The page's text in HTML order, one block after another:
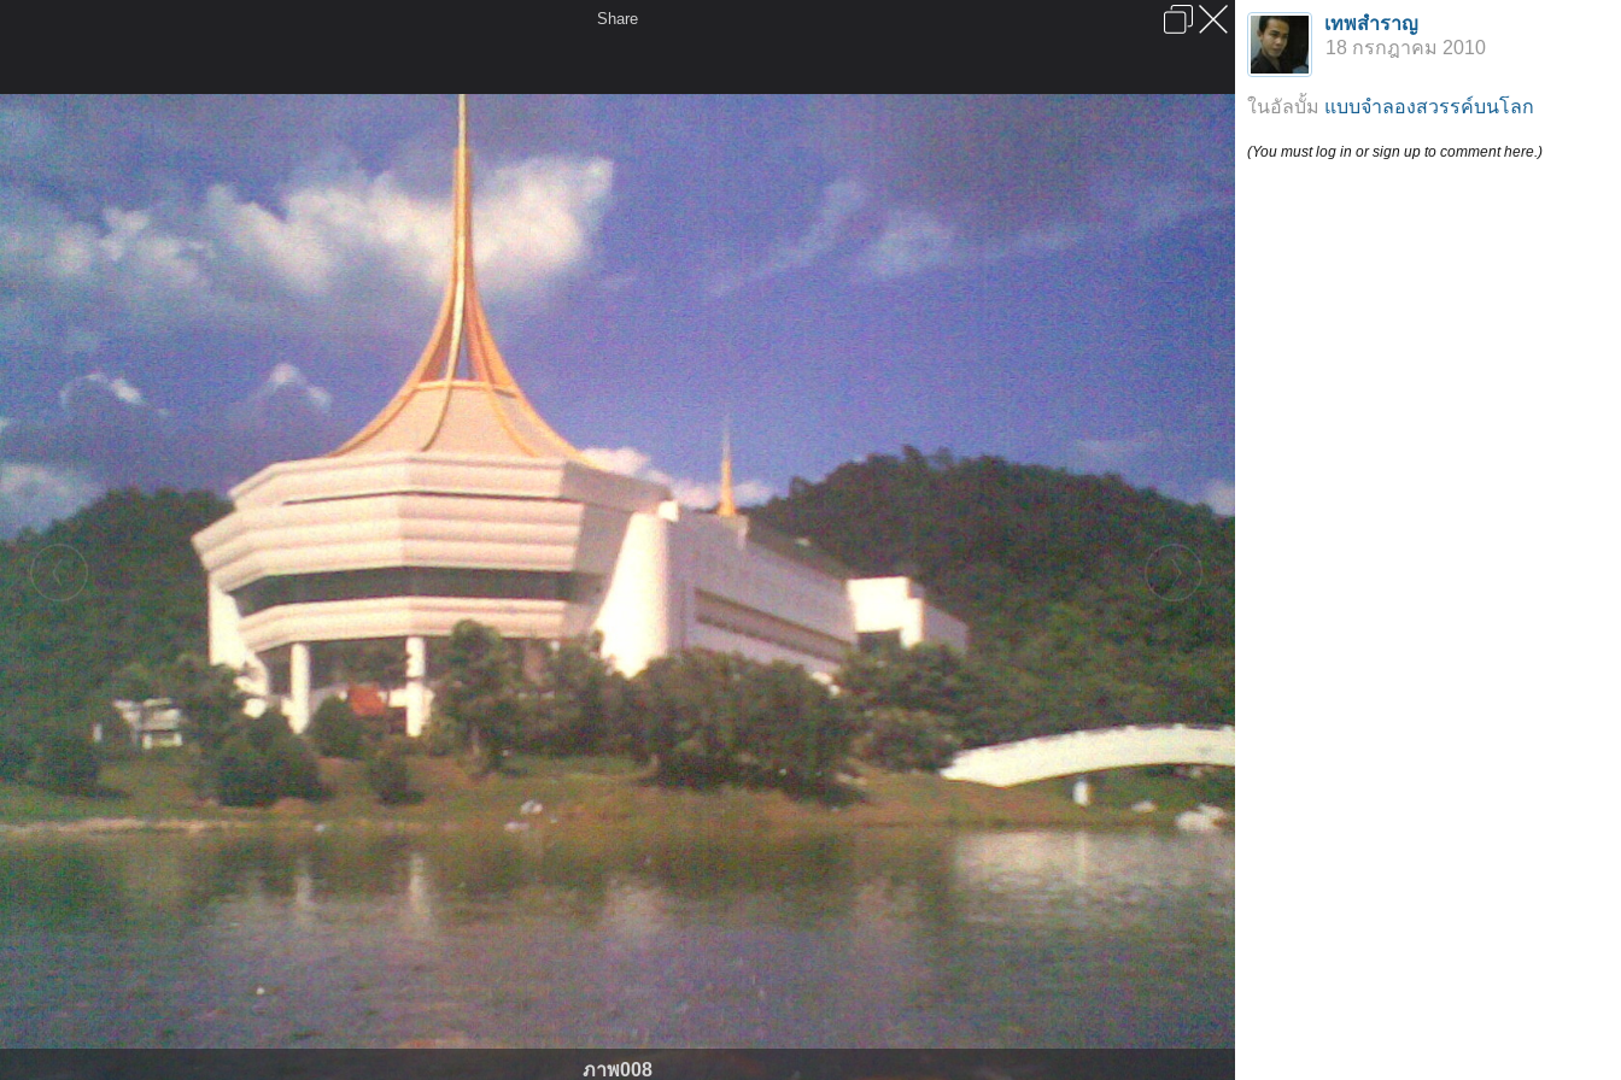
เข้าสู่ระบบหรือลงทะเบียน
หน้าแรก รูปภาพ General เทพสำราญ แบบจำลองสวรรค์บนโลก
ภาพ008
หน้าแรก เว็บบอร์ด มีอะไรใหม่ วิดีโอ รูปภาพ
หมวดหมู่ มีอะไรใหม่ คอลเล็คชั่น สถานที่ กล้อง แท็ก
เสียงธรรม สมาชิก ห้องสนทนา
ลงโฆษณา ติดต่อเรา ช่วยเหลือ
Share
ภาพ008
เทพสำราญ
18 กรกฎาคม 2010
ในอัลบั้ม แบบจำลองสวรรค์บนโลก
(You must log in or sign up to comment here.)